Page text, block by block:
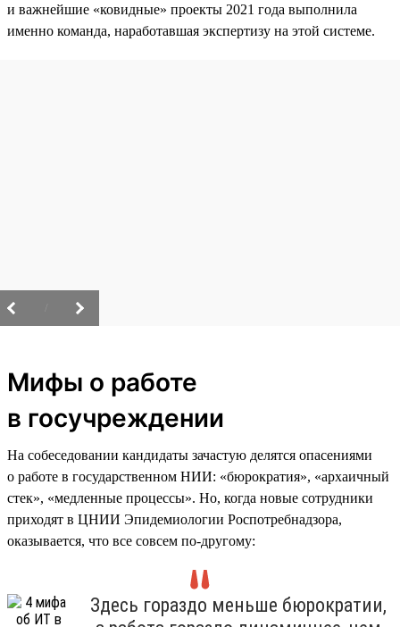
и важнейшие «ковидные» проекты 2021 года выполнила
именно команда, наработавшая экспертизу на этой системе.
Мифы о работе
в госучреждении
На собеседовании кандидаты зачастую делятся опасениями
о работе в государственном НИИ: «бюрократия», «архаичный
стек», «медленные процессы». Но, когда новые сотрудники
приходят в ЦНИИ Эпидемиологии Роспотребнадзора,
оказывается, что все совсем по-другому:
Здесь гораздо меньше бюрократии,